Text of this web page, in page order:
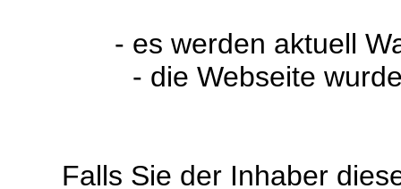
- es werden aktuell
- die Webseite
Falls Sie der Inhaber